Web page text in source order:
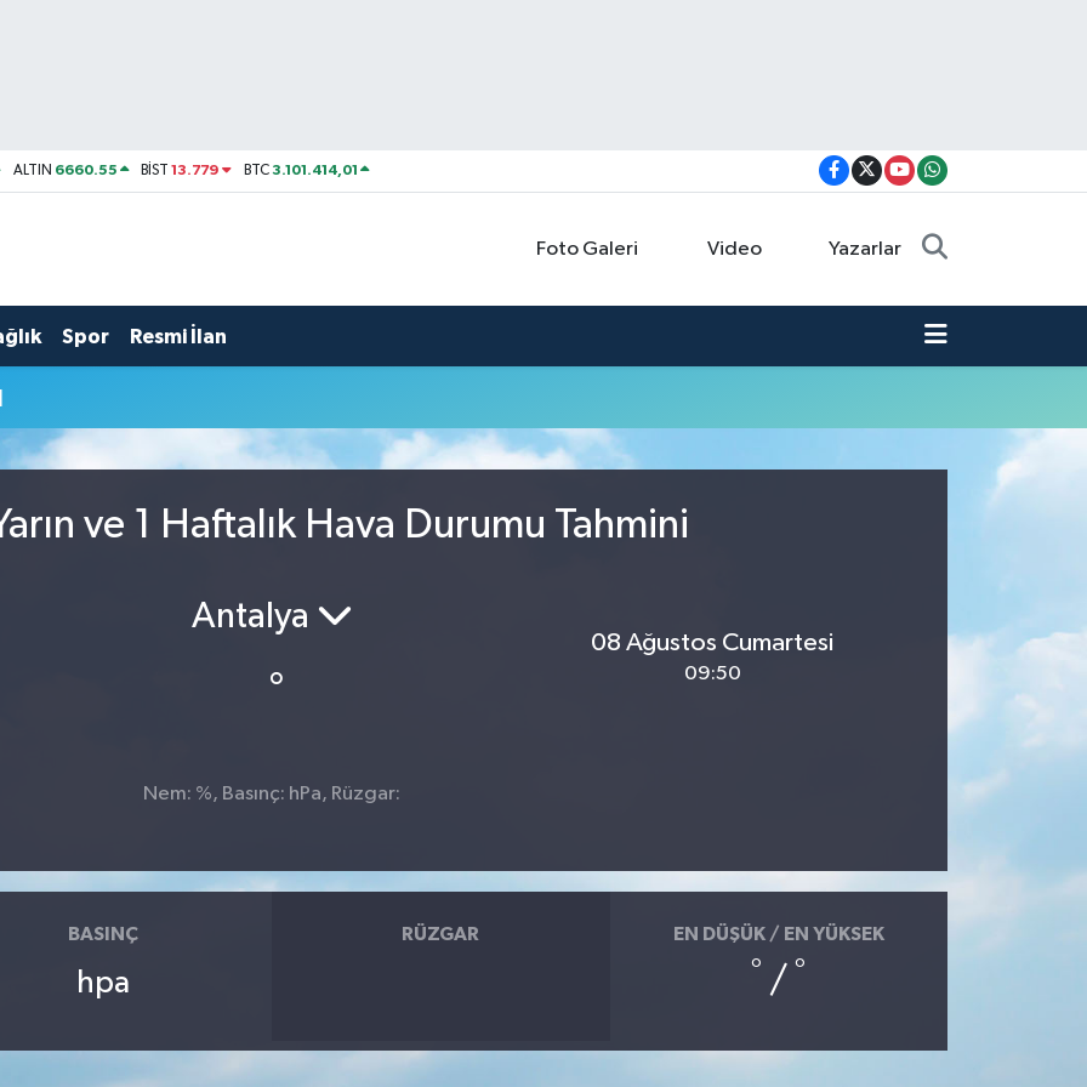
ALTIN 6660.55 BİST13.779 BTC3.101.414,01
Foto Galeri Video Yazarlar
Spor Resmi İlan
ve 1 Haftalık Hava Durumu Tahmini
Antalya
°
08 Ağustos Cumartesi
09:50
Nem: %, Basınç: hPa, Rüzgar:
BASINÇ
hpa
RÜZGAR EN DÜŞÜK / EN YÜKSEK
° / °